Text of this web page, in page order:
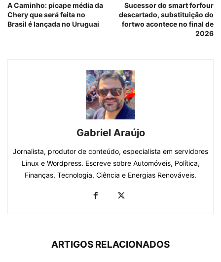
A Caminho: picape média da
Chery que será feita no
Brasil é lançada no Uruguai
Sucessor do smart forfour
descartado, substituição do
fortwo acontece no final de
2026
Gabriel Araújo
Jornalista, produtor de conteúdo, especialista em servidores
Linux e Wordpress. Escreve sobre Automóveis, Política,
Finanças, Tecnologia, Ciência e Energias Renováveis.
ARTIGOS RELACIONADOS